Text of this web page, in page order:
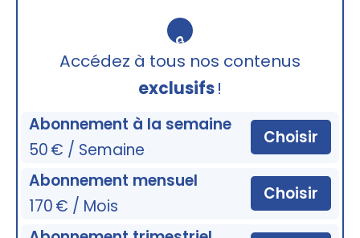
🔒
Accédez à tous nos contenus
exclusifs!
Abonnement à la semaine
50 € / Semaine
Choisir
Abonnement mensuel
170 € / Mois
Choisir